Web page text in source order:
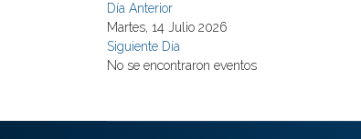
Día Anterior
Martes, 14 Julio 2026
Siguiente Día
No se encontraron eventos